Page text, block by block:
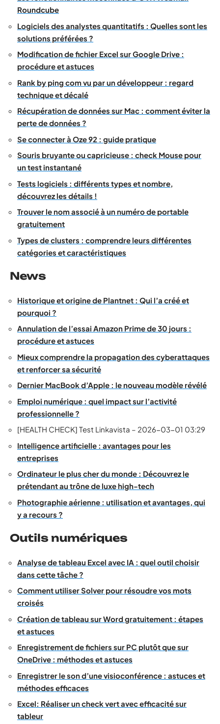
Roundcube
Logiciels des analystes quantitatifs : Quelles sont les
solutions préférées ?
Modification de fichier Excel sur Google Drive :
procédure et astuces
Rank by ping com vu par un développeur : regard
technique et décalé
Récupération de données sur Mac : comment éviter la
perte de données ?
Se connecter à Oze 92 : guide pratique
Souris bruyante ou capricieuse : check Mouse pour
un test instantané
Tests logiciels : différents types et nombre,
découvrez les détails !
Trouver le nom associé à un numéro de portable
gratuitement
Types de clusters : comprendre leurs différentes
catégories et caractéristiques
News
Historique et origine de Plantnet : Qui l’a créé et
pourquoi ?
Annulation de l’essai Amazon Prime de 30 jours :
procédure et astuces
Mieux comprendre la propagation des cyberattaques
et renforcer sa sécurité
Dernier MacBook d’Apple : le nouveau modèle révélé
Emploi numérique : quel impact sur l’activité
professionnelle ?
[HEALTH CHECK] Test Linkavista – 2026-03-01 03:29
Intelligence artificielle : avantages pour les
entreprises
Ordinateur le plus cher du monde : Découvrez le
prétendant au trône de luxe high-tech
Photographie aérienne : utilisation et avantages, qui
y a recours ?
Outils numériques
Analyse de tableau Excel avec IA : quel outil choisir
dans cette tâche ?
Comment utiliser Solver pour résoudre vos mots
croisés
Création de tableau sur Word gratuitement : étapes
et astuces
Enregistrement de fichiers sur PC plutôt que sur
OneDrive : méthodes et astuces
Enregistrer le son d’une visioconférence : astuces et
méthodes efficaces
Excel: Réaliser un check vert avec efficacité sur
tableur